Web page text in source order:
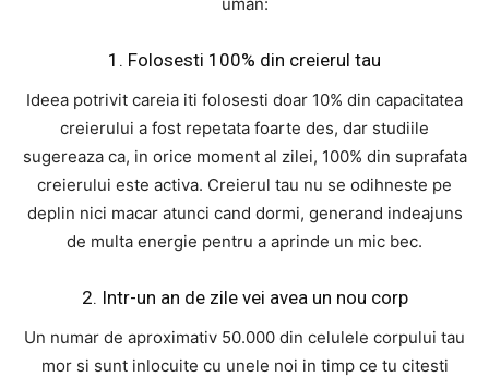
1. Folosesti 100% din creierul tau
Ideea potrivit careia iti folosesti doar 10% din capacitatea
creierului a fost repetata foarte des, dar studiile
sugereaza ca, in orice moment al zilei, 100% din suprafata
creierului este activa. Creierul tau nu se odihneste pe
deplin nici macar atunci cand dormi, generand indeajuns
de multa energie pentru a aprinde un mic bec.
2. Intr-un an de zile vei avea un nou corp
Un numar de aproximativ 50.000 din celulele corpului tau
mor si sunt inlocuite cu unele noi in timp ce tu citesti